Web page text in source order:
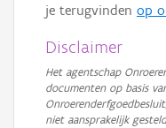
je terugvinden op
Disclaimer
Het agentschap
documenten op basis
niet aansprakelijk